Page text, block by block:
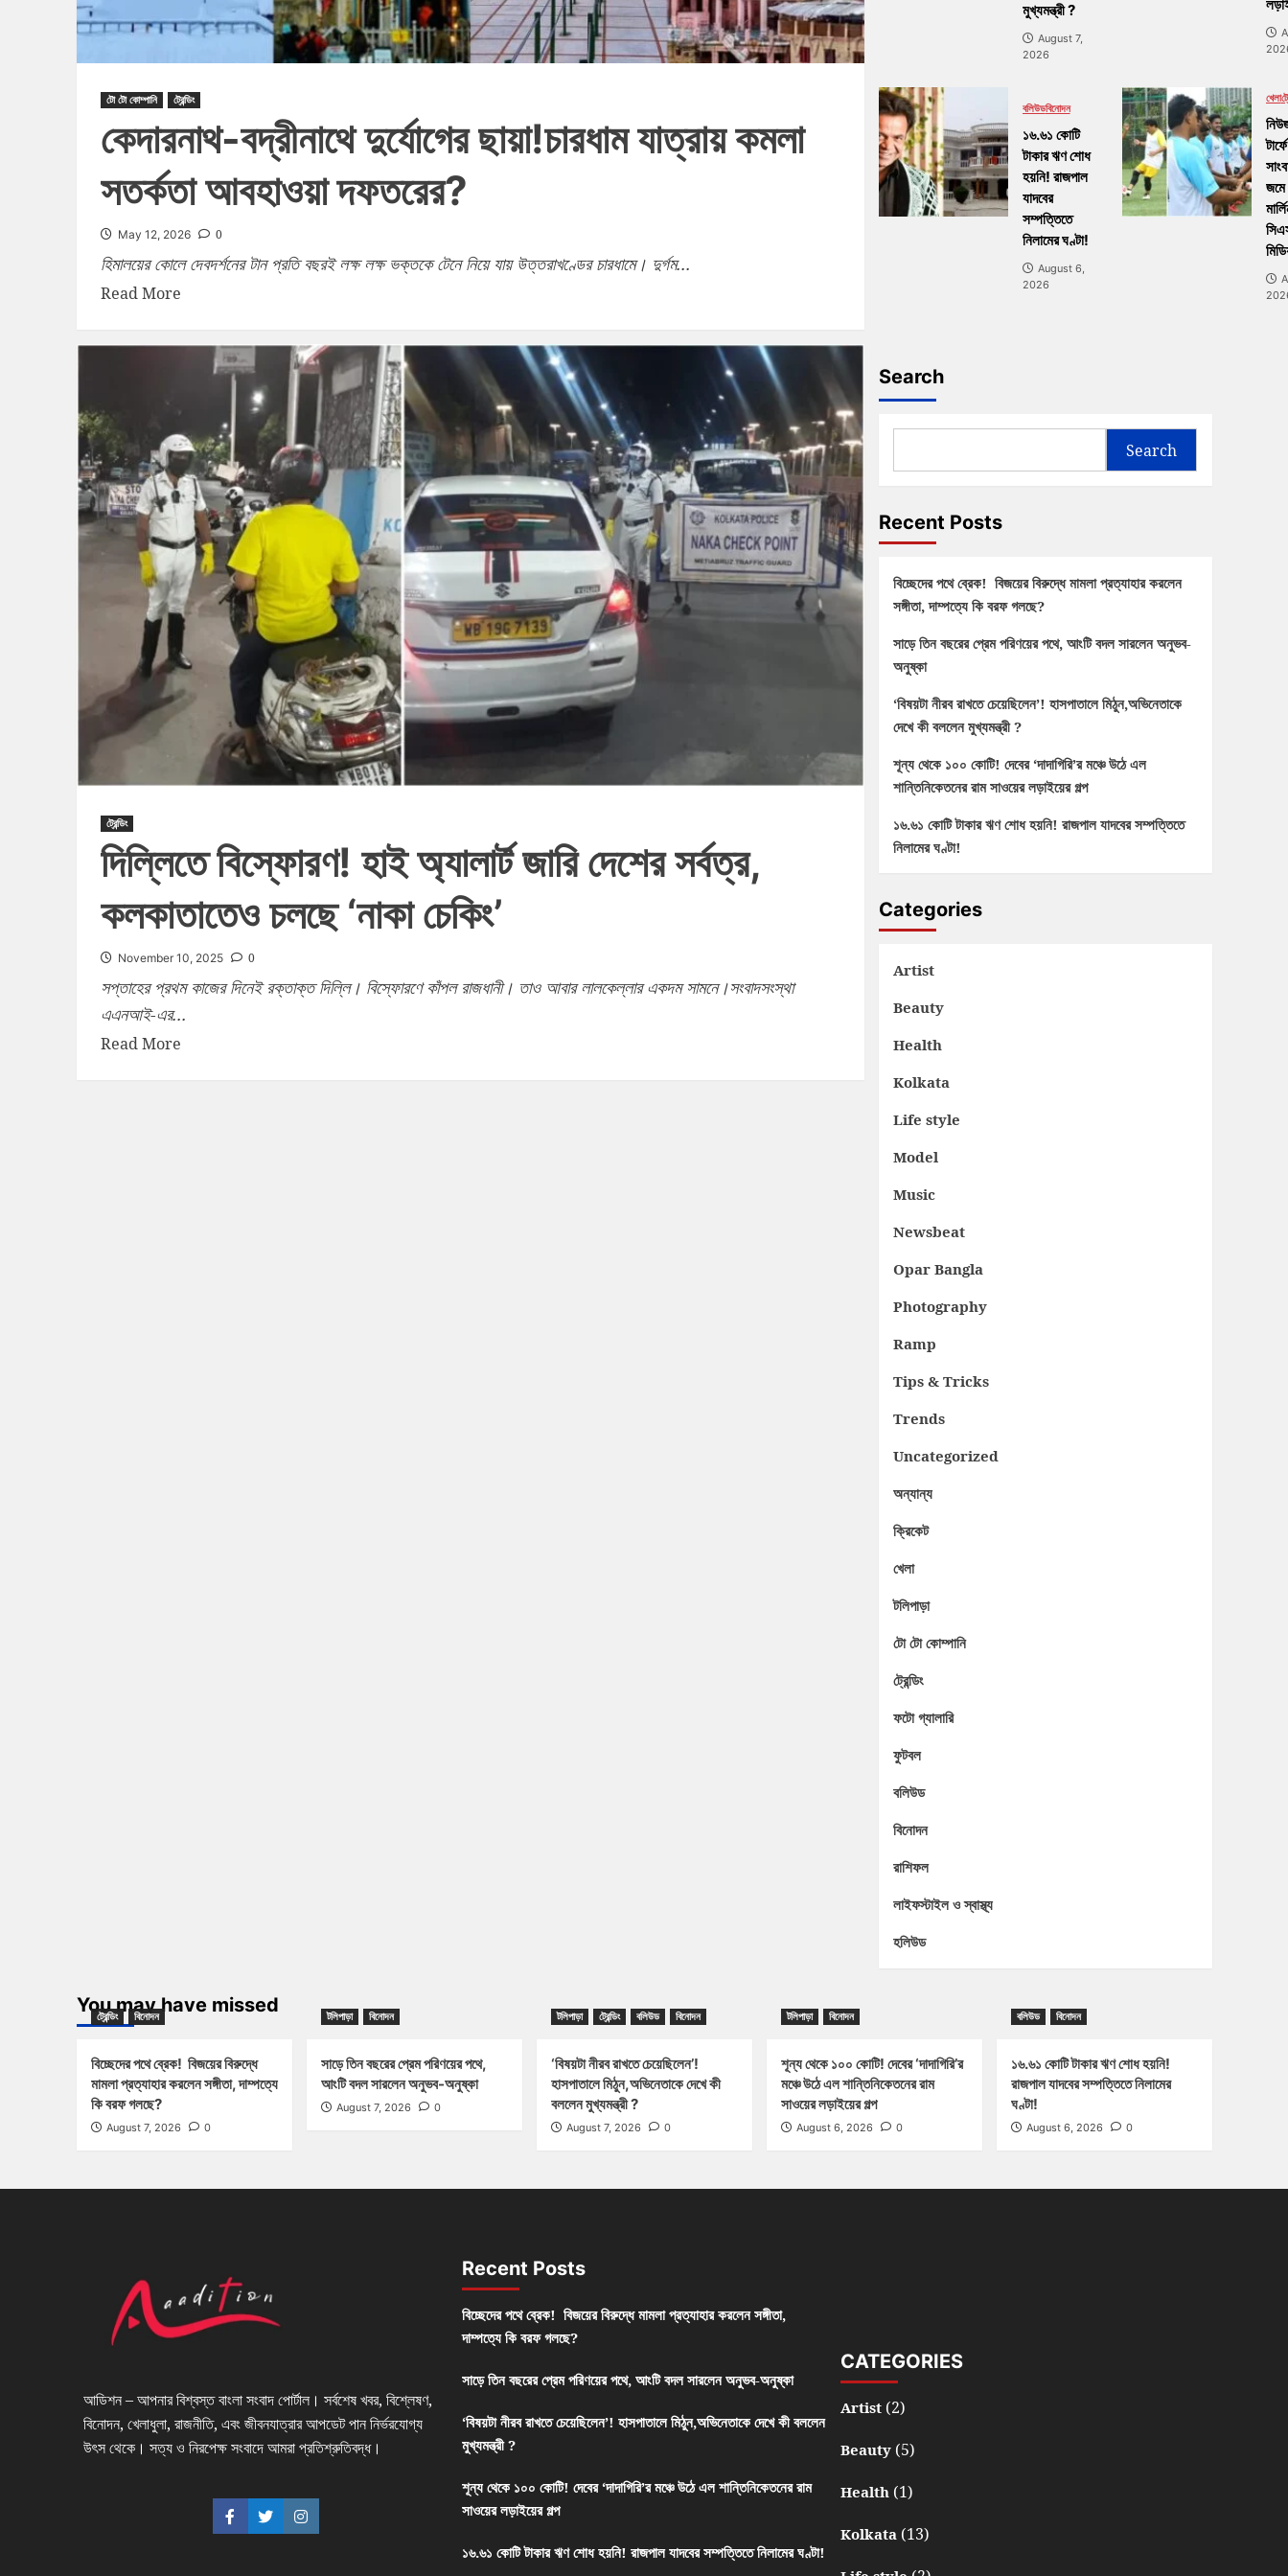
টো টো কোম্পানি ট্রেন্ডিং
কেদারনাথ-বদ্রীনাথে দুর্যোগের ছায়া!চারধাম যাত্রায় কমলা
সতর্কতা আবহাওয়া দফতরের?
May 12, 2026 0
হিমালয়ের কোলে দেবদর্শনের টান প্রতি বছরই লক্ষ লক্ষ ভক্তকে টেনে নিয়ে যায় উত্তরাখণ্ডের চারধামে। দুর্গম...
Read More
ট্রেন্ডিং
দিল্লিতে বিস্ফোরণ! হাই অ্যালার্ট জারি দেশের সর্বত্র,
কলকাতাতেও চলছে ‘নাকা চেকিং’
November 10, 2025 0
সপ্তাহের প্রথম কাজের দিনেই রক্তাক্ত দিল্লি। বিস্ফোরণে কাঁপল রাজধানী। তাও আবার লালকেল্লার একদম সামনে।সংবাদসংস্থা
এএনআই-এর...
Read More
মুখ্যমন্ত্রী ?
August 7,
2026
বলিউডবিনোদন
১৬.৬১ কোটি
টাকার ঋণ শোধ
হয়নি! রাজপাল
যাদবের
সম্পত্তিতে
নিলামের ঘণ্টা!
August 6,
2026
খেলা
টার্ফে
Search
Search
Recent Posts
বিচ্ছেদের পথে ব্রেক! বিজয়ের বিরুদ্ধে মামলা প্রত্যাহার করলেন
সঙ্গীতা, দাম্পত্যে কি বরফ গলছে?
সাড়ে তিন বছরের প্রেম পরিণয়ের পথে, আংটি বদল সারলেন অনুভব-
অনুষ্কা
‘বিষয়টা নীরব রাখতে চেয়েছিলেন’! হাসপাতালে মিঠুন,অভিনেতাকে
দেখে কী বললেন মুখ্যমন্ত্রী ?
শূন্য থেকে ১০০ কোটি! দেবের ‘দাদাগিরি’র মঞ্চে উঠে এল
শান্তিনিকেতনের রাম সাওয়ের লড়াইয়ের গল্প
১৬.৬১ কোটি টাকার ঋণ শোধ হয়নি! রাজপাল যাদবের সম্পত্তিতে
নিলামের ঘণ্টা!
Categories
Artist
Beauty
Health
Kolkata
Life style
Model
Music
Newsbeat
Opar Bangla
Photography
Ramp
Tips & Tricks
Trends
Uncategorized
অন্যান্য
ক্রিকেট
খেলা
টলিপাড়া
টো টো কোম্পানি
ট্রেন্ডিং
ফটো গ্যালারি
ফুটবল
বলিউড
বিনোদন
রাশিফল
লাইফস্টাইল ও স্বাস্থ্য
হলিউড
You may have missed
ট্রেন্ডিং বিনোদন
বিচ্ছেদের পথে ব্রেক! বিজয়ের বিরুদ্ধে
মামলা প্রত্যাহার করলেন সঙ্গীতা, দাম্পত্যে
কি বরফ গলছে?
August 7, 2026 0
টলিপাড়া বিনোদন
সাড়ে তিন বছরের প্রেম পরিণয়ের পথে,
আংটি বদল সারলেন অনুভব-অনুষ্কা
August 7, 2026 0
টলিপাড়া ট্রেন্ডিং বলিউড বিনোদন
‘বিষয়টা নীরব রাখতে চেয়েছিলেন’!
হাসপাতালে মিঠুন,অভিনেতাকে দেখে কী
বললেন মুখ্যমন্ত্রী ?
August 7, 2026 0
টলিপাড়া বিনোদন
শূন্য থেকে ১০০ কোটি! দেবের ‘দাদাগিরি’র
মঞ্চে উঠে এল শান্তিনিকেতনের রাম
সাওয়ের লড়াইয়ের গল্প
August 6, 2026 0
বলিউড বিনোদন
১৬.৬১ কোটি টাকার ঋণ শোধ হয়নি!
রাজপাল যাদবের সম্পত্তিতে নিলামের
ঘণ্টা!
August 6, 2026 0
আডিশন – আপনার বিশ্বস্ত বাংলা সংবাদ পোর্টাল। সর্বশেষ খবর, বিশ্লেষণ,
বিনোদন, খেলাধুলা, রাজনীতি, এবং জীবনযাত্রার আপডেট পান নির্ভরযোগ্য
উৎস থেকে। সত্য ও নিরপেক্ষ সংবাদে আমরা প্রতিশ্রুতিবদ্ধ।
Recent Posts
বিচ্ছেদের পথে ব্রেক! বিজয়ের বিরুদ্ধে মামলা প্রত্যাহার করলেন সঙ্গীতা,
দাম্পত্যে কি বরফ গলছে?
সাড়ে তিন বছরের প্রেম পরিণয়ের পথে, আংটি বদল সারলেন অনুভব-অনুষ্কা
‘বিষয়টা নীরব রাখতে চেয়েছিলেন’! হাসপাতালে মিঠুন,অভিনেতাকে দেখে কী বললেন
মুখ্যমন্ত্রী ?
শূন্য থেকে ১০০ কোটি! দেবের ‘দাদাগিরি’র মঞ্চে উঠে এল শান্তিনিকেতনের রাম
সাওয়ের লড়াইয়ের গল্প
১৬.৬১ কোটি টাকার ঋণ শোধ হয়নি! রাজপাল যাদবের সম্পত্তিতে নিলামের ঘণ্টা!
CATEGORIES
Artist (2)
Beauty (5)
Health (1)
Kolkata (13)